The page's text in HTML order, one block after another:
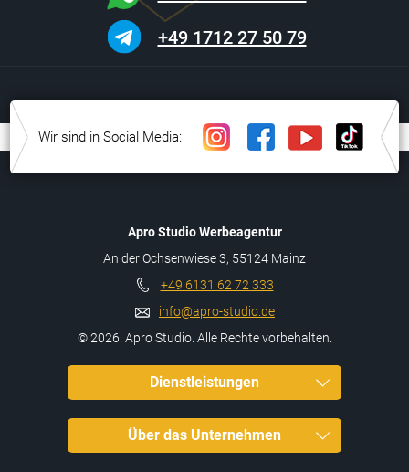
+49 1712 27 50 79
Wir sind in Social Media:
Apro Studio Werbeagentur
An der Ochsenwiese 3, 55124 Mainz
+49 6131 62 72 333
info@apro-studio.de
© 2026. Apro Studio. Alle Rechte vorbehalten.
Dienstleistungen
Über das Unternehmen